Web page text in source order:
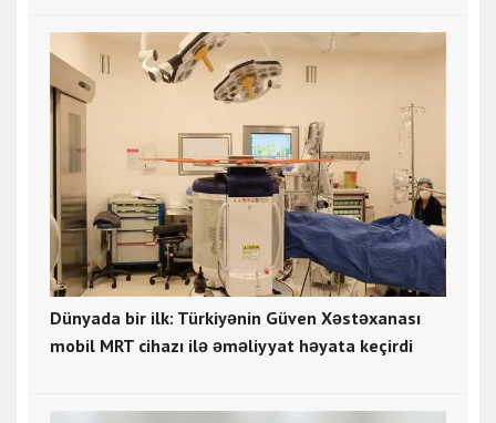
Dünyada bir ilk: Türkiyənin Güven Xəstəxanası
mobil MRT cihazı ilə əməliyyat həyata keçirdi